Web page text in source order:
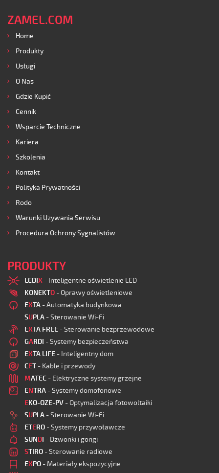
ZAMEL.COM
Home
Produkty
Usługi
O Nas
Gdzie Kupić
Cennik
Wsparcie Techniczne
Kariera
Szkolenia
Kontakt
Polityka Prywatności
Rodo
Warunki Używania Serwisu
Procedura Ochrony Sygnalistów
PRODUKTY
LEDIX - Inteligentne oświetlenie LED
KONEKTO - Oprawy oświetleniowe
EXTA - Automatyka budynkowa
SUPLA - Sterowanie Wi-Fi
EXTA FREE - Sterowanie bezprzewodowe
GARDI - Systemy bezpieczeństwa
EXTA LIFE - Inteligentny dom
CET - Kable i przewody
MATEC - Elektryczne systemy grzejne
ENTRA - Systemy domofonowe
EKO-OZE-PV - Optymalizacja fotowoltaiki
SUPLA - Sterowanie Wi-Fi
ETERO - Systemy przywoławcze
SUNDI - Dzwonki i gongi
STIRO - Sterowanie radiowe
EXPO - Materiały ekspozycyjne